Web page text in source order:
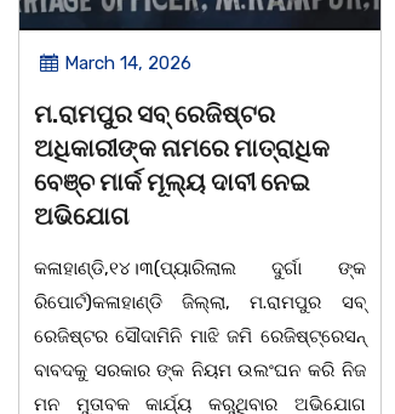
March 14, 2026
ଚିତାବାଘ ର ନଖ ଜବତ ତିନି ଯୁବକ
ଗିରଫ ଓ କୋର୍ଟ ଚାଲାଣ
କଳାହାଣ୍ଡି,୧୪|୩(ପ୍ୟାରିଲାଲ ଦୁର୍ଗା ଙ୍କ
ଶିକାର କରି ବ୍ୟବସାୟ ଚାଲୁଥିବା ସମ୍ପର୍କରେ
କୌଣସି ସୂତ୍ରରୁ ସୂଚନା ପାଇ କଳାହାଣ୍ଡି ଉତ୍ତର
ବନଖଣ୍ଡ ଅଧୀନ କେଗାଁ ରେଞ୍ଜର ବନ କର୍ମଚାରୀ
ମାନେ ଗରଗାବ ସେକ୍ସନ ଅଧୀନ କାନ୍ଦୁଲଝର